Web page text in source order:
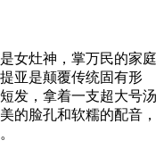
女灶神，掌万民的家庭
亚是颠覆传统固有形
发，拿着一支超大号汤
的脸孔和软糯的配音，